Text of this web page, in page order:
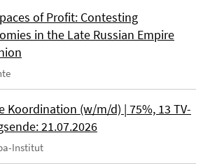
of Profit: Contesting
in the Late Russian Empire
Koordination (w/m/d) | 75%, 13 TV-
21.07.2026
Institut